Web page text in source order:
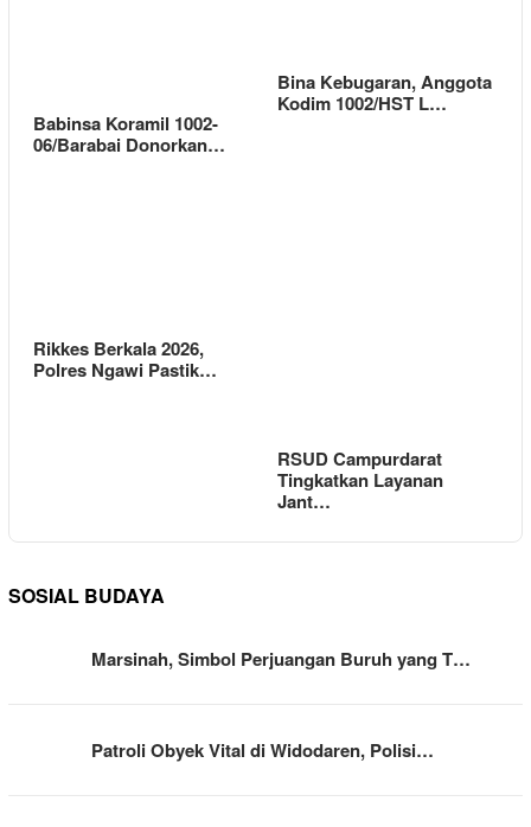
Babinsa Koramil 1002-
06/Barabai Donorkan…
Bina Kebugaran, Anggota
Kodim 1002/HST L…
Rikkes Berkala 2026,
Polres Ngawi Pastik…
RSUD Campurdarat
Tingkatkan Layanan
Jant…
SOSIAL BUDAYA
Marsinah, Simbol Perjuangan Buruh yang T…
Patroli Obyek Vital di Widodaren, Polisi…